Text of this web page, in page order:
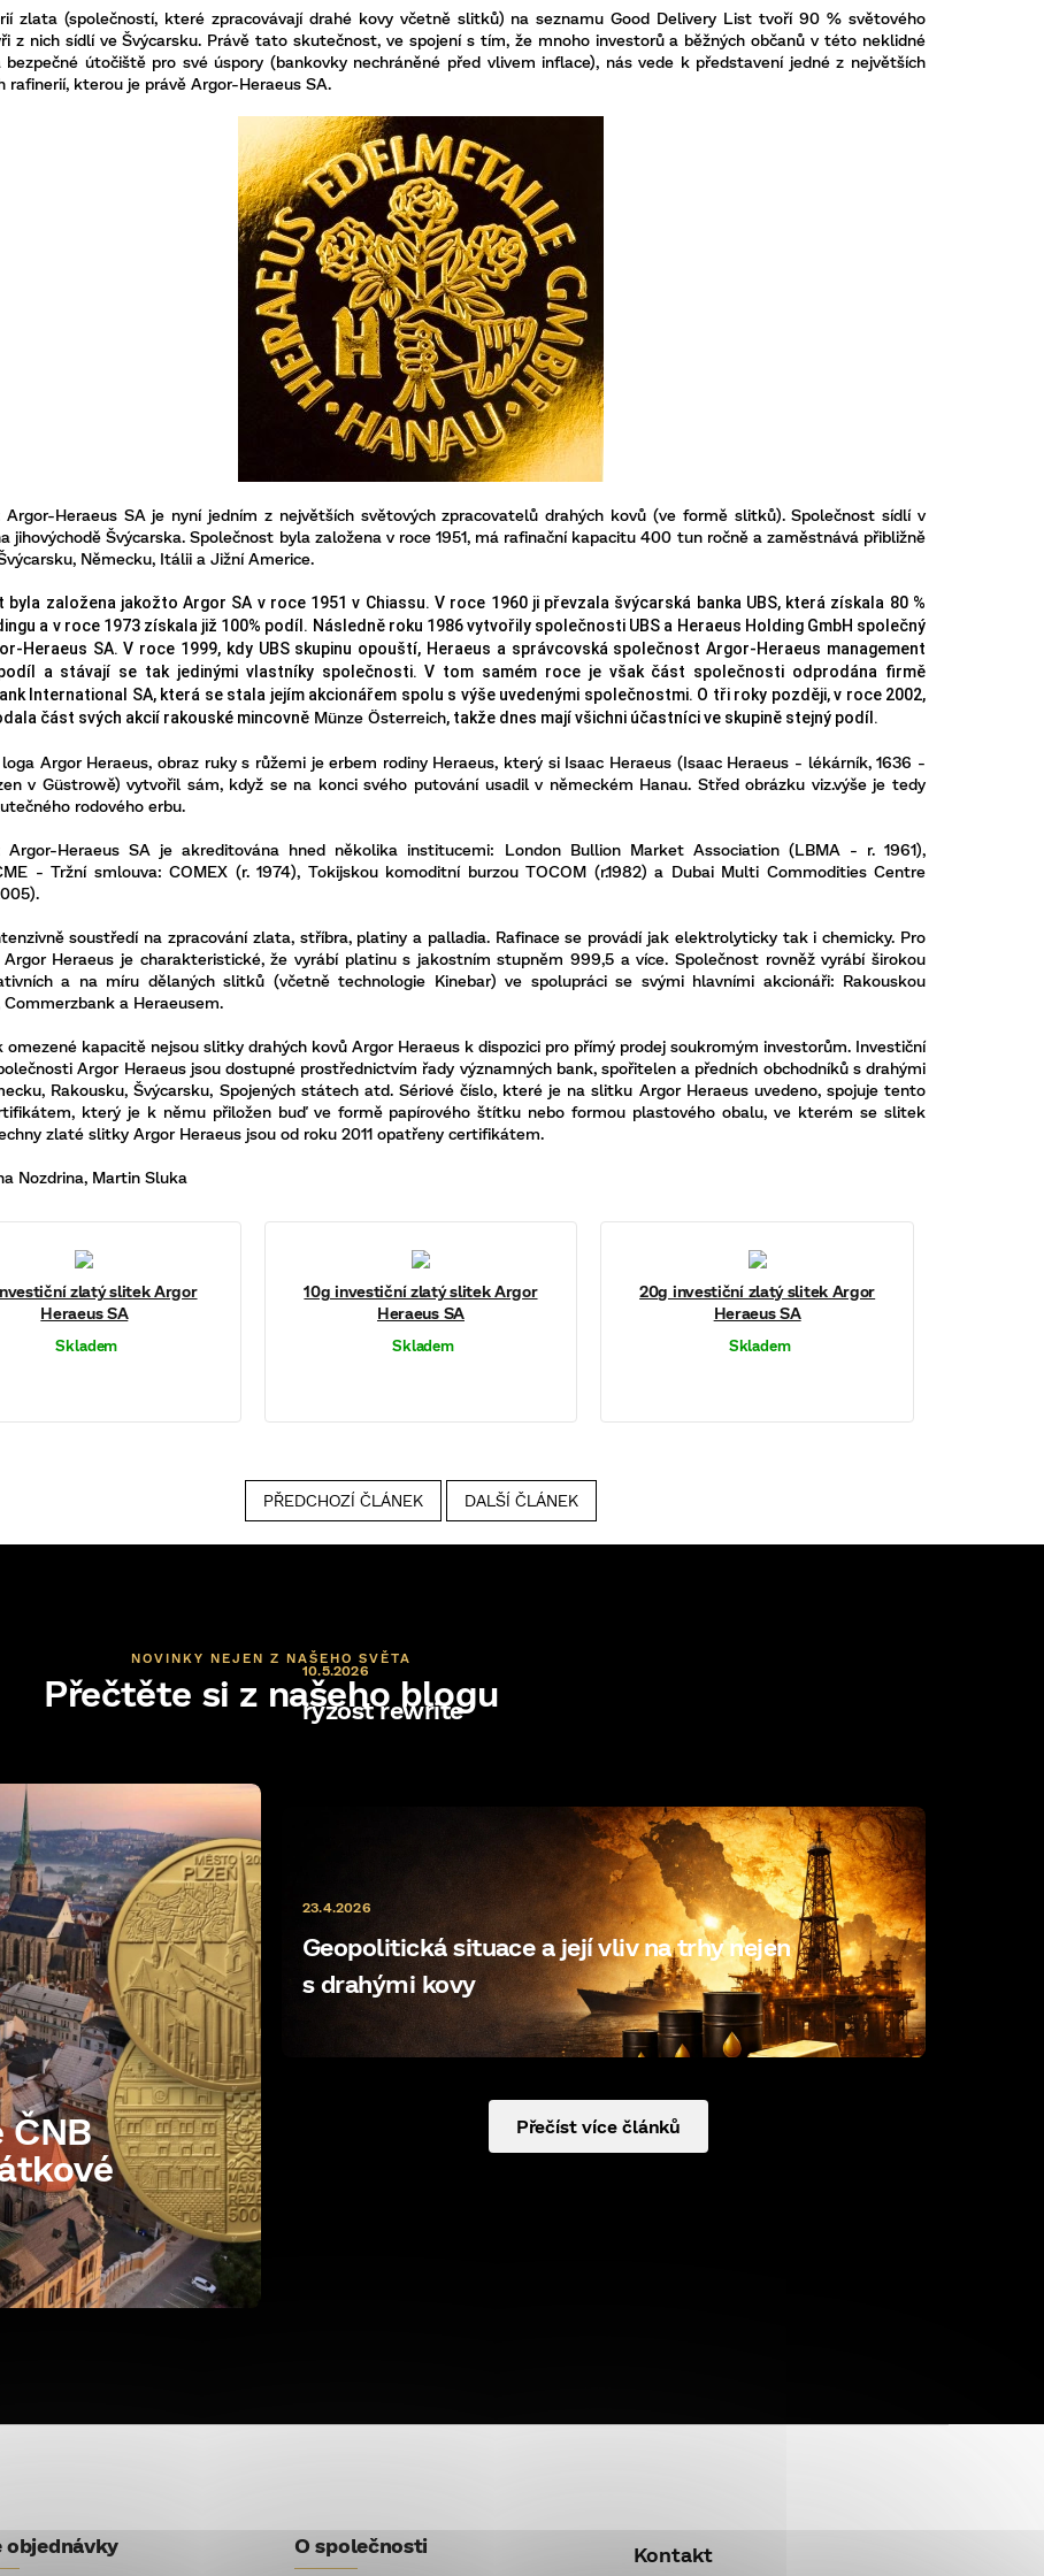
zlata (společností, které zpracovávají drahé kovy včetně slitků) na seznamu Good Delivery List tvoří 90 % světového
z nich sídlí ve Švýcarsku. Právě tato skutečnost, ve spojení s tím, že mnoho investorů a běžných občanů v této neklidné
bezpečné útočiště pro své úspory (bankovky nechráněné před vlivem inflace), nás vede k představení jedné z největších
rafinerií, kterou je právě Argor-Heraeus SA.
Argor-HeraeusSA je nyní jedním z největších světových zpracovatelů drahých kovů (ve formě slitků). Společnost sídlí v
jihovýchodě Švýcarska. Společnost byla založena v roce 1951, má rafinační kapacitu 400 tun ročně a zaměstnává přibližně
Německu, Itálii a Jižní Americe.
byla založena jakožtoArgor SA v roce 1951 v Chiassu. V roce 1960 ji převzala švýcarská banka UBS, která získala 80 %
a v roce 1973 získala již 100% podíl. Následně roku 1986 vytvořily společnosti UBS a Heraeus Holding GmbH společný
-Heraeus SA. V roce 1999, kdy UBS skupinu opouští, Heraeus a správcovská společnostArgor-Heraeus management
a stávají se tak jedinými vlastníky společnosti. V tom samém roce je však část společnosti odprodána firmě
International SA, která se stala jejím akcionářem spolu s výše uvedenými společnostmi. O tři roky později, v roce 2002,
část svých akcií rakouské mincovně Münze Österreich, takže dnes mají všichni účastníci ve skupině stejný podíl.
Argor Heraeus, obraz ruky s růžemi je erbem rodiny Heraeus, který si Isaac Heraeus (Isaac Heraeus - lékárník, 1636 -
v Güstrowě) vytvořil sám, když se na konci svého putování usadil v německém Hanau. Střed obrázku viz.výše je tedy
rodového erbu.
Argor-Heraeus SA je akreditována hned několika institucemi: London Bullion Market Association (LBMA - r. 1961),
- Tržní smlouva: COMEX (r. 1974), Tokijskou komoditní burzou TOCOM (r.1982) a Dubai Multi Commodities Centre
soustředí na zpracování zlata, stříbra, platiny a palladia. Rafinace se provádí jak elektrolyticky tak i chemicky. Pro
Argor Heraeus je charakteristické, že vyrábí platinu s jakostním stupněm 999,5 a více. Společnost rovněž vyrábí širokou
a na míru dělaných slitků (včetně technologie Kinebar) ve spolupráci se svými hlavními akcionáři: Rakouskou
Commerzbank a Heraeusem.
omezené kapacitě nejsou slitky drahých kovů Argor Heraeus k dispozici pro přímý prodej soukromým investorům. Investiční
Argor Heraeusjsou dostupné prostřednictvím řady významných bank, spořitelen a předních obchodníků s drahými
Rakousku, Švýcarsku, Spojených státech atd. Sériové číslo, které je na slitku Argor Heraeusuvedeno, spojuje tento
který je k němu přiložen buď ve formě papírového štítku nebo formou plastového obalu, ve kterém se slitek
zlaté slitky Argor Heraeus jsou od roku 2011 opatřeny certifikátem.
Nozdrina, Martin Sluka
zlatý slitek Argor
Heraeus SA
Skladem
10g investiční zlatý slitek Argor
Heraeus SA
Skladem
20g investiční zlatý slitek Argor
Heraeus SA
Skladem
PŘEDCHOZÍ ČLÁNEK DALŠÍ ČLÁNEK
NOVINKY NEJEN Z NAŠEHO SVĚTA
Přečtěte si z našeho blogu
ryzost rewrite
10.5.2026
Geopolitická situace a její vliv na trhy nejen
s drahými kovy
23.4.2026
Přečíst více článků
objednávky O společnosti Kontakt